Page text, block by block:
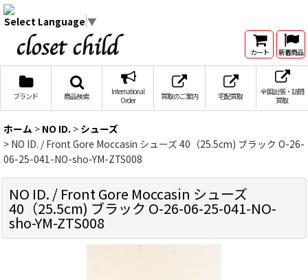
Select Language ▼
カート 新着商品
ブランド 商品検索
International
Order
買取のご案内 宅配買取
全国出張・訪問
買取
ホーム > NO ID. > シューズ
> NO ID. / Front Gore Moccasin シューズ 40（25.5cm) ブラック O-26-
06-25-041-NO-sho-YM-ZTS008
NO ID. / Front Gore Moccasin シューズ
40（25.5cm) ブラック O-26-06-25-041-NO-
sho-YM-ZTS008